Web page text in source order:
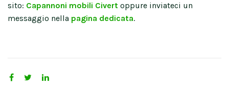
sito: Capannoni mobili Civert oppure inviateci un
messaggio nella pagina dedicata.